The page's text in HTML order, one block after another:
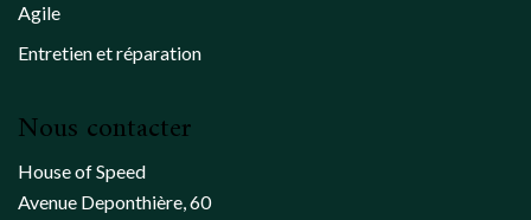
Agile
Entretien et réparation
Nous contacter
House of Speed
Avenue Deponthière, 60